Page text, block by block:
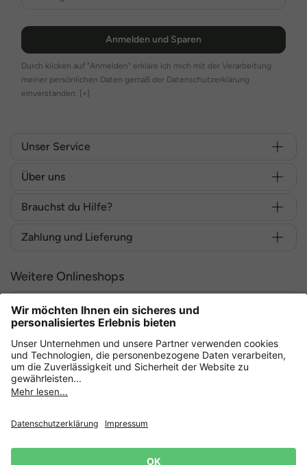
Anmelden und Sparen
Durch klicken auf "Anmelden" erkläre ich mich mit der Verarbeitung
meiner persönlichen Daten gemäß der Datenschutzerklärung
einverstanden. [+]
Unser Service
Über uns
Brauchst du Hilfe?
Zahlung und Lieferung
Weitere Onlineshops
Deutschland
Sicher einkaufen mit
AGB